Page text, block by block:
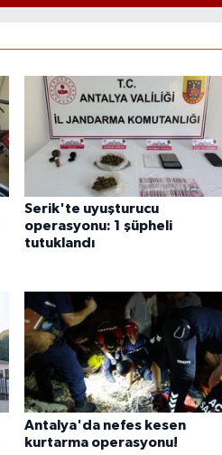
Serik'te uyuşturucu
operasyonu: 1 şüpheli
tutuklandı
Antalya'da nefes kesen
kurtarma operasyonu!